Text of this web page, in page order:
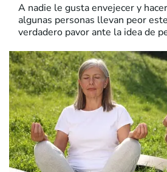
A nadie le gusta envejecer y
algunas personas llevan peor
verdadero pavor ante la idea de